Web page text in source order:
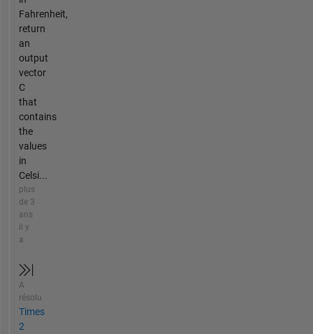
Fahrenheit,
return
an
output
vector
C
that
contains
the
values
in
Celsi...
plus
de 3
ans
il y
a
A
résolu
Times
2